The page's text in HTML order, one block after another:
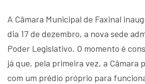
A Câmara Municipal de Faxinal
dia 17 de dezembro, a nova sede
Poder Legislativo. O momento é
já que, pela primeira vez, a Câmara
com um prédio próprio para